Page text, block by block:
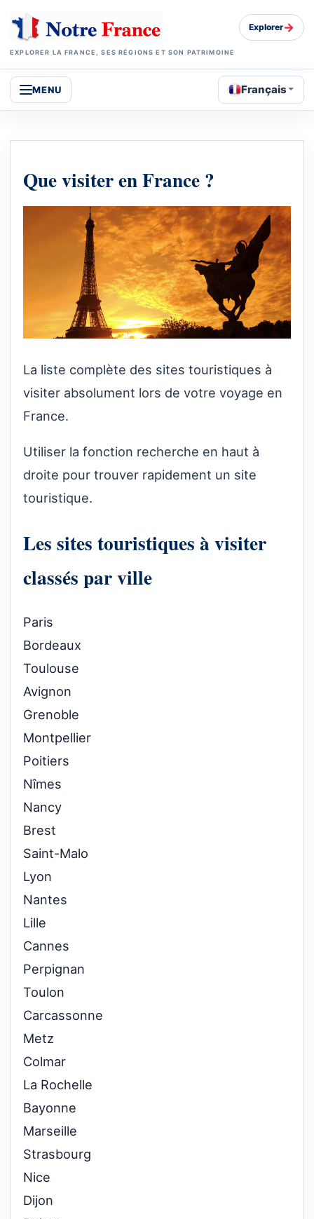
EXPLORER LA FRANCE, SES RÉGIONS ET SON PATRIMOINE
Explorer→
MENU Français
Que visiter en France ?
La liste complète des sites touristiques à
visiter absolument lors de votre voyage en
France.
Utiliser la fonction recherche en haut à
droite pour trouver rapidement un site
touristique.
Les sites touristiques à visiter
classés par ville
Paris
Bordeaux
Toulouse
Avignon
Grenoble
Montpellier
Poitiers
Nîmes
Nancy
Brest
Saint-Malo
Lyon
Nantes
Lille
Cannes
Perpignan
Toulon
Carcassonne
Metz
Colmar
La Rochelle
Bayonne
Marseille
Strasbourg
Nice
Dijon